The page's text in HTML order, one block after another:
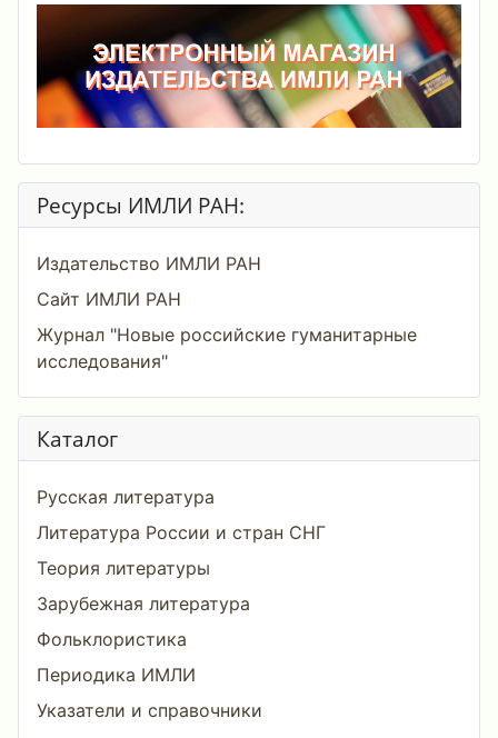
Ресурсы ИМЛИ РАН:
Издательство ИМЛИ РАН
Сайт ИМЛИ РАН
Журнал "Новые российские гуманитарные
исследования"
Каталог
Русская литература
Литература России и стран СНГ
Теория литературы
Зарубежная литература
Фольклористика
Периодика ИМЛИ
Указатели и справочники